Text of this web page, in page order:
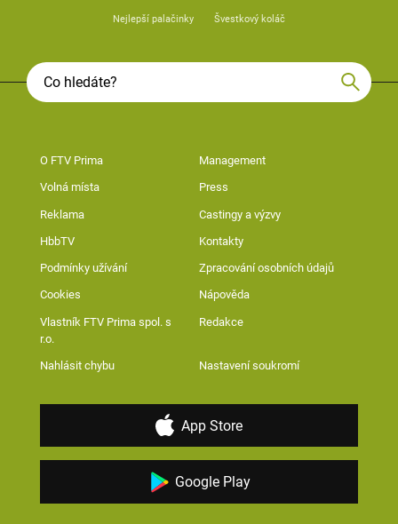
Nejlepší palačinky Švestkový koláč
O FTV Prima Management
Volná místa Press
Reklama Castingy a výzvy
HbbTV Kontakty
Podmínky užívání Zpracování osobních údajů
Cookies Nápověda
Vlastník FTV Prima spol. s
r.o.
Redakce
Nahlásit chybu Nastavení soukromí
App Store
Google Play